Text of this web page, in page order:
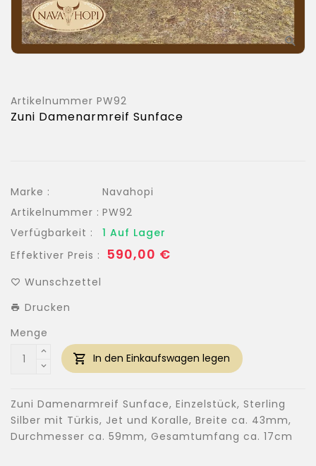
Artikelnummer PW92
Zuni Damenarmreif Sunface
Marke :
Navahopi
Artikelnummer : PW92
Verfügbarkeit :
1 Auf Lager
Effektiver Preis :
Normaler
590,00 €
Wunschzettel
Drucken
Menge
In den Einkaufswagen legen
Zuni Damenarmreif Sunface, Einzelstück, Sterling
Silber mit Türkis, Jet und Koralle, Breite ca. 43mm,
Durchmesser ca. 59mm, Gesamtumfang ca. 17cm